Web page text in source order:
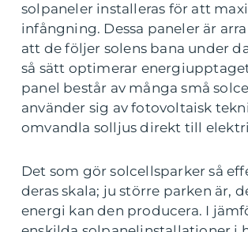
solpaneler installeras för att
infångning. Dessa paneler är
att de följer solens bana under
så sätt optimerar
panel består av många små
använder sig av fotovoltaisk
omvandla solljus direkt till
Det som gör solcellsparker så
deras skala; ju större parken är,
energi kan den producera. I